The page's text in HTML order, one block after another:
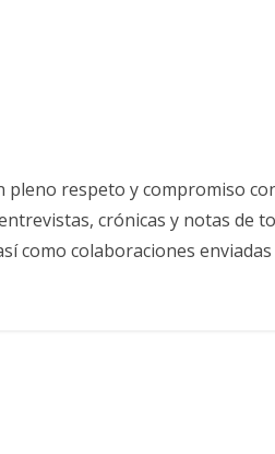
pleno respeto y compromiso
crónicas y notas de
como colaboraciones